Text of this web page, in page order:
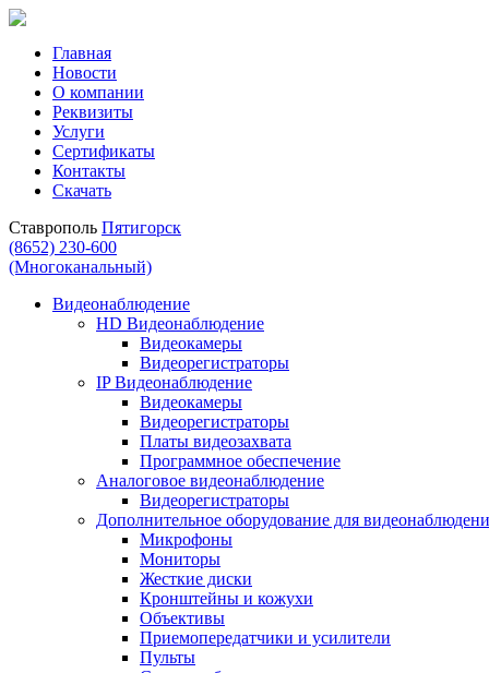
Главная
Новости
О компании
Реквизиты
Услуги
Сертификаты
Контакты
Скачать
Ставрополь Пятигорск
(8652) 230-600
(Многоканальный)
Видеонаблюдение
HD Видеонаблюдение
Видеокамеры
Видеорегистраторы
IP Видеонаблюдение
Видеокамеры
Видеорегистраторы
Платы видеозахвата
Программное обеспечение
Аналоговое видеонаблюдение
Видеорегистраторы
Дополнительное оборудование для
Микрофоны
Мониторы
Жесткие диски
Кронштейны и кожухи
Объективы
Приемопередатчики и усилители
Пульты